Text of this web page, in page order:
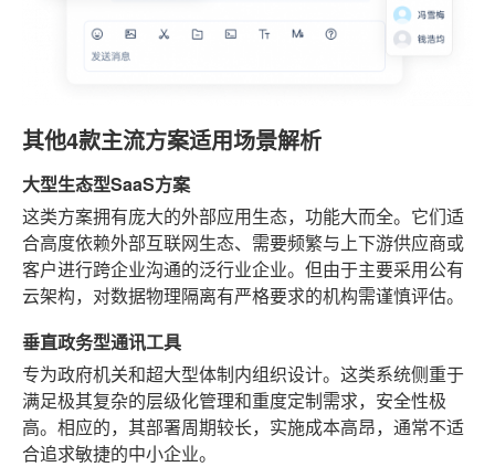
其他4款主流方案适用场景解析
大型生态型SaaS方案
这类方案拥有庞大的外部应用生态，功能大而全。它们适
合高度依赖外部互联网生态、需要频繁与上下游供应商或
客户进行跨企业沟通的泛行业企业。但由于主要采用公有
云架构，对数据物理隔离有严格要求的机构需谨慎评估。
垂直政务型通讯工具
专为政府机关和超大型体制内组织设计。这类系统侧重于
满足极其复杂的层级化管理和重度定制需求，安全性极
高。相应的，其部署周期较长，实施成本高昂，通常不适
合追求敏捷的中小企业。